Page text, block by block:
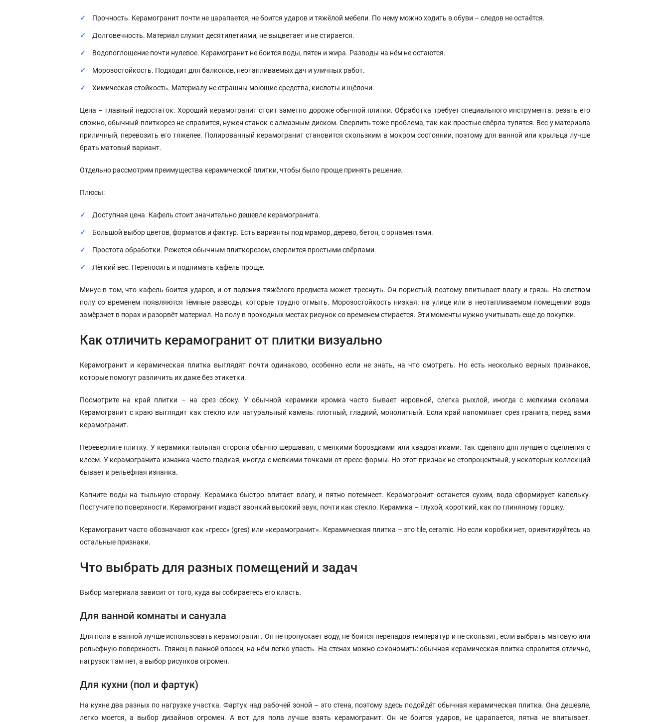
Прочность. Керамогранит почти не царапается, не боится ударов и тяжёлой мебели. По нему можно ходить в обуви – следов не остаётся.
Долговечность. Материал служит десятилетиями, не выцветает и не стирается.
Водопоглощение почти нулевое. Керамогранит не боится воды, пятен и жира. Разводы на нём не остаются.
Морозостойкость. Подходит для балконов, неотапливаемых дач и уличных работ.
Химическая стойкость. Материалу не страшны моющие средства, кислоты и щёлочи.
Цена – главный недостаток. Хороший керамогранит стоит заметно дороже обычной плитки. Обработка требует специального инструмента: резать его
сложно, обычный плиткорез не справится, нужен станок с алмазным диском. Сверлить тоже проблема, так как простые свёрла тупятся. Вес у материала
приличный, перевозить его тяжелее. Полированный керамогранит становится скользким в мокром состоянии, поэтому для ванной или крыльца лучше
брать матовый вариант.
Отдельно рассмотрим преимущества керамической плитки, чтобы было проще принять решение.
Плюсы:
Доступная цена. Кафель стоит значительно дешевле керамогранита.
Большой выбор цветов, форматов и фактур. Есть варианты под мрамор, дерево, бетон, с орнаментами.
Простота обработки. Режется обычным плиткорезом, сверлится простыми свёрлами.
Лёгкий вес. Переносить и поднимать кафель проще.
Минус в том, что кафель боится ударов, и от падения тяжёлого предмета может треснуть. Он пористый, поэтому впитывает влагу и грязь. На светлом
полу со временем появляются тёмные разводы, которые трудно отмыть. Морозостойкость низкая: на улице или в неотапливаемом помещении вода
замёрзнет в порах и разорвёт материал. На полу в проходных местах рисунок со временем стирается. Эти моменты нужно учитывать еще до покупки.
Как отличить керамогранит от плитки визуально
Керамогранит и керамическая плитка выглядят почти одинаково, особенно если не знать, на что смотреть. Но есть несколько верных признаков,
которые помогут различить их даже без этикетки.
Посмотрите на край плитки – на срез сбоку. У обычной керамики кромка часто бывает неровной, слегка рыхлой, иногда с мелкими сколами.
Керамогранит с краю выглядит как стекло или натуральный камень: плотный, гладкий, монолитный. Если край напоминает срез гранита, перед вами
керамогранит.
Переверните плитку. У керамики тыльная сторона обычно шершавая, с мелкими бороздками или квадратиками. Так сделано для лучшего сцепления с
клеем. У керамогранита изнанка часто гладкая, иногда с мелкими точками от пресс-формы. Но этот признак не стопроцентный, у некоторых коллекций
бывает и рельефная изнанка.
Капните воды на тыльную сторону. Керамика быстро впитает влагу, и пятно потемнеет. Керамогранит останется сухим, вода сформирует капельку.
Постучите по поверхности. Керамогранит издаст звонкий высокий звук, почти как стекло. Керамика – глухой, короткий, как по глиняному горшку.
Керамогранит часто обозначают как «гресс» (gres) или «керамогранит». Керамическая плитка – это tile, ceramic. Но если коробки нет, ориентируйтесь на
остальные признаки.
Что выбрать для разных помещений и задач
Выбор материала зависит от того, куда вы собираетесь его класть.
Для ванной комнаты и санузла
Для пола в ванной лучше использовать керамогранит. Он не пропускает воду, не боится перепадов температур и не скользит, если выбрать матовую или
рельефную поверхность. Глянец в ванной опасен, на нём легко упасть. На стенах можно сэкономить: обычная керамическая плитка справится отлично,
нагрузок там нет, а выбор рисунков огромен.
Для кухни (пол и фартук)
На кухне два разных по нагрузке участка. Фартук над рабочей зоной – это стена, поэтому здесь подойдёт обычная керамическая плитка. Она дешевле,
легко моется, а выбор дизайнов огромен. А вот для пола лучше взять керамогранит. Он не боится ударов, не царапается, пятна не впитывает.